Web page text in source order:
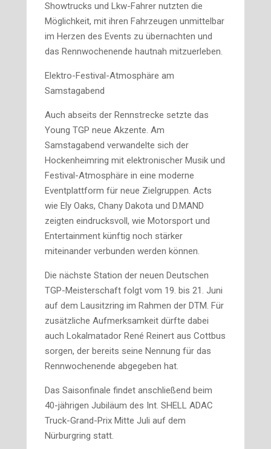
Showtrucks und Lkw-Fahrer nutzten die
Möglichkeit, mit ihren Fahrzeugen unmittelbar
im Herzen des Events zu übernachten und
das Rennwochenende hautnah mitzuerleben.
Elektro-Festival-Atmosphäre am
Samstagabend
Auch abseits der Rennstrecke setzte das
Young TGP neue Akzente. Am
Samstagabend verwandelte sich der
Hockenheimring mit elektronischer Musik und
Festival-Atmosphäre in eine moderne
Eventplattform für neue Zielgruppen. Acts
wie Ely Oaks, Chany Dakota und D.MAND
zeigten eindrucksvoll, wie Motorsport und
Entertainment künftig noch stärker
miteinander verbunden werden können.
Die nächste Station der neuen Deutschen
TGP-Meisterschaft folgt vom 19. bis 21. Juni
auf dem Lausitzring im Rahmen der DTM. Für
zusätzliche Aufmerksamkeit dürfte dabei
auch Lokalmatador René Reinert aus Cottbus
sorgen, der bereits seine Nennung für das
Rennwochenende abgegeben hat.
Das Saisonfinale findet anschließend beim
40-jährigen Jubiläum des Int. SHELL ADAC
Truck-Grand-Prix Mitte Juli auf dem
Nürburgring statt.